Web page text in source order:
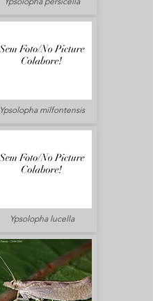
Ypsolopha milfontensis
Ypsolopha lucella